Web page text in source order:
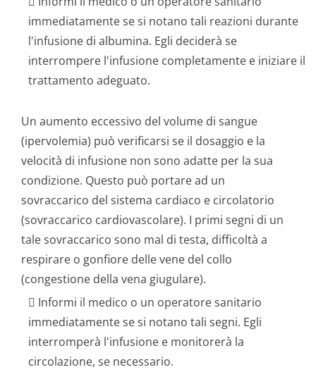
immediatamente se si notano tali reazioni durante
l'infusione di albumina. Egli deciderà se
interrompere l'infusione completamente e iniziare il
trattamento adeguato.
Un aumento eccessivo del volume di sangue
(ipervolemia) può verificarsi se il dosaggio e la
velocità di infusione non sono adatte per la sua
condizione. Questo può portare ad un
sovraccarico del sistema cardiaco e circolatorio
(sovraccarico cardiovascolare). I primi segni di un
tale sovraccarico sono mal di testa, difficoltà a
respirare o gonfiore delle vene del collo
(congestione della vena giugulare).
 Informi il medico o un operatore sanitario
immediatamente se si notano tali segni. Egli
interromperà l'infusione e monitorerà la
circolazione, se necessario.